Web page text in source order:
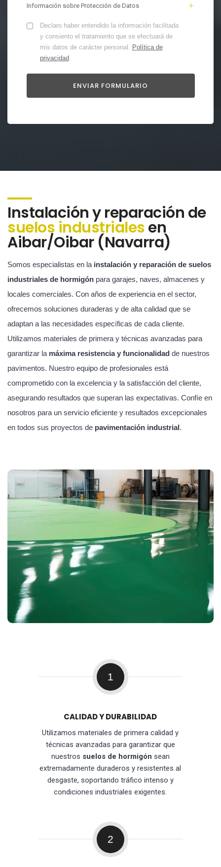
Información sobre Protección de Datos
Declaro haber entendido la información facilitada
y consiento el tratamiento que se efectuará de
mis datos de carácter personal. Política de
privacidad.
Instalación y reparación de
suelos industrialesen
Aibar/Oibar (Navarra)
Somos especialistas en la instalación y reparación de suelos
industriales de hormigón para garajes, naves, almacenes y
locales comerciales. Con años de experiencia en el sector,
ofrecemos soluciones duraderas y de alta calidad que se
adaptan a las necesidades específicas de cada cliente.
Utilizamos materiales de primera y técnicas avanzadas para
garantizar la máxima resistencia y funcionalidad de nuestros
pavimentos. Nuestro equipo de profesionales está
comprometido con la excelencia y la satisfacción del cliente,
asegurando resultados que superan las expectativas. Confíe en
nosotros para un servicio eficiente y resultados excepcionales
en todos sus proyectos de pavimentación industrial.
1
CALIDAD Y DURABILIDAD
Utilizamos materiales de primera calidad y
técnicas avanzadas para garantizar que
nuestros suelos de hormigón sean
extremadamente duraderos y resistentes al
desgaste, soportando tráfico intenso y
condiciones industriales exigentes.
2